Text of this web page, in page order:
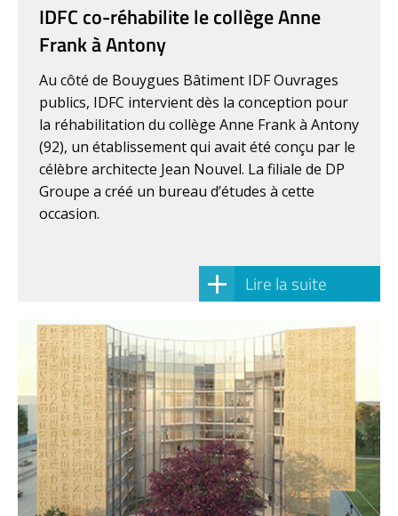
IDFC co-réhabilite le collège Anne
Frank à Antony
Au côté de Bouygues Bâtiment IDF Ouvrages
publics, IDFC intervient dès la conception pour
la réhabilitation du collège Anne Frank à Antony
(92), un établissement qui avait été conçu par le
célèbre architecte Jean Nouvel. La filiale de DP
Groupe a créé un bureau d’études à cette
occasion.
Lire la suite